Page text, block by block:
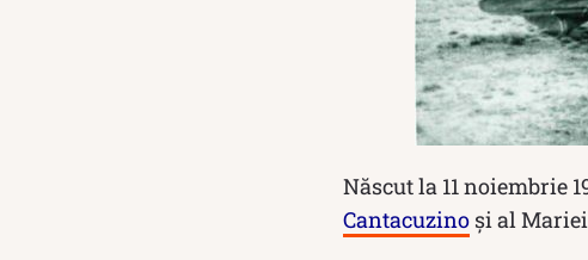
Născut la 11 noiembrie
Cantacuzino şi al